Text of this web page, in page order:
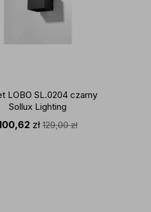
LOBO SL.0204 czarny
Sollux Lighting
zł 129,00zł